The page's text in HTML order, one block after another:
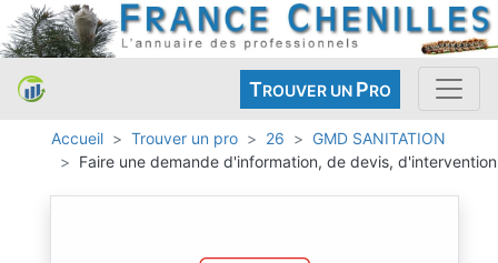
TROUVER UN PRO
Accueil Trouver un pro 26
GMD SANITATION
Faire une demande d'information, de devis, d'intervention